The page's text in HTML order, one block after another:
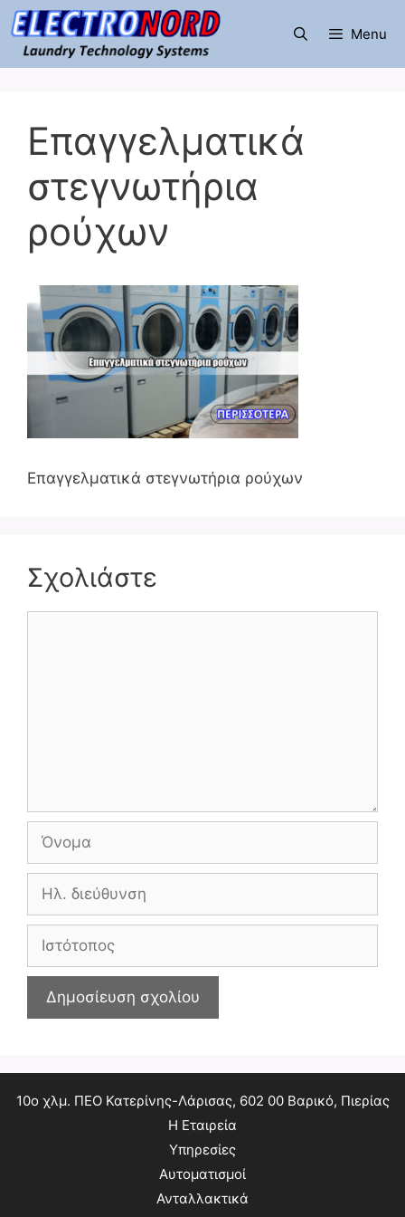
Μετάβαση
σε
περιεχόμενο
Menu
Επαγγελματικά
στεγνωτήρια
ρούχων
Επαγγελματικά στεγνωτήρια ρούχων
Σχολιάστε
Όνομα
Ηλ.
Ιστότοπος
10ο χλμ. ΠΕΟ Κατερίνης-Λάρισας, 602 00 Βαρικό, Πιερίας
Η Εταιρεία
Υπηρεσίες
Αυτοματισμοί
Ανταλλακτικά